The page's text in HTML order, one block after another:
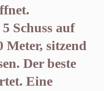
Schuss auf
Meter, sitzend
Der beste
Eine